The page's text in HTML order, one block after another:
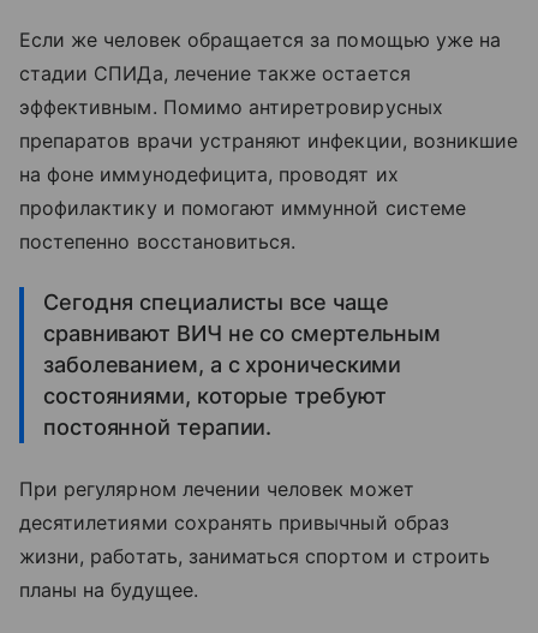
Если же человек обращается за помощью уже на
стадии СПИДа, лечение также остается
эффективным. Помимо антиретровирусных
препаратов врачи устраняют инфекции, возникшие
на фоне иммунодефицита, проводят их
профилактику и помогают иммунной системе
постепенно восстановиться.
Сегодня специалисты все чаще
сравнивают ВИЧ не со смертельным
заболеванием, а с хроническими
состояниями, которые требуют
постоянной терапии.
При регулярном лечении человек может
десятилетиями сохранять привычный образ
жизни, работать, заниматься спортом и строить
планы на будущее.